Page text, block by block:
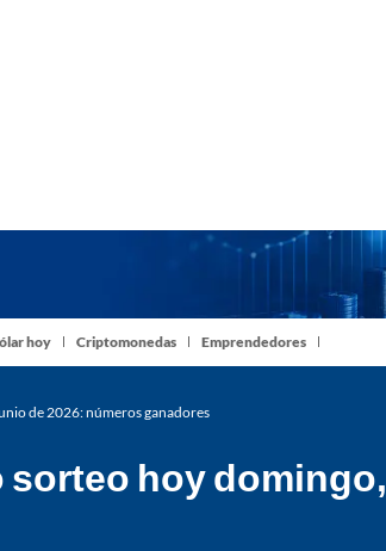
hoy Criptomonedas Emprendedores
de 2026: números ganadores
hoy